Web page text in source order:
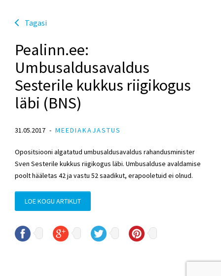
Tagasi
Pealinn.ee:
Umbusaldusavaldus
Sesterile kukkus riigikogus
läbi (BNS)
31.05.2017 MEEDIAKAJASTUS
Opositsiooni algatatud umbusaldusavaldus rahandusminister
Sven Sesterile kukkus riigikogus läbi. Umbusalduse avaldamise
poolt hääletas 42 ja vastu 52 saadikut, erapooletuid ei olnud.
LOE KOGU ARTIKLIT